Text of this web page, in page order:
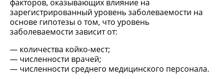
факторов, оказывающих влияние на
зарегистрированный уровень заболеваемости на
основе гипотезы о том, что уровень
заболеваемости зависит от:
количества койко-мест;
численности врачей;
численности среднего медицинского персонала.